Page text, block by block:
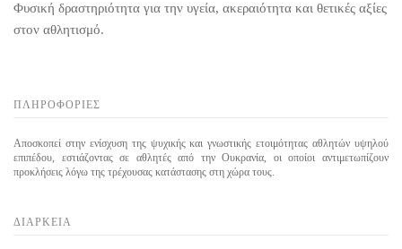
Φυσική δραστηριότητα για την υγεία, ακεραιότητα και θετικές αξίες
στον αθλητισμό.
ΠΛΗΡΟΦΟΡΙΕΣ
Aποσκοπεί στην ενίσχυση της ψυχικής και γνωστικής ετοιμότητας αθλητών υψηλού
επιπέδου, εστιάζοντας σε αθλητές από την Ουκρανία, οι οποίοι αντιμετωπίζουν
προκλήσεις λόγω της τρέχουσας κατάστασης στη χώρα τους.
ΔΙΑΡΚΕΙΑ